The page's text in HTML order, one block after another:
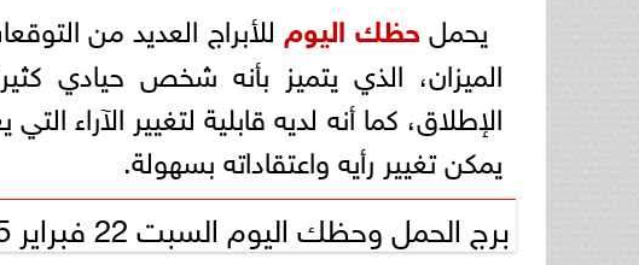
يحملحظك اليوم للأبراج العديد من
الميزان، الذي يتميز بأنه شخص حيادي
الإطلاق، كما أنه لديه قابلية لتغيير الآراء
يمكن تغيير رأيه واعتقاداته بسهولة.
برج الحمل وحظك اليوم السبت 22 فبراير 2025